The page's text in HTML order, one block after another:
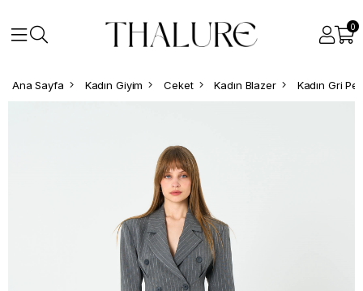
0
Ana Sayfa Kadın Giyim Ceket Kadın Blazer Kadın Gri